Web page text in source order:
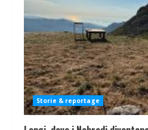
Storie & reportage